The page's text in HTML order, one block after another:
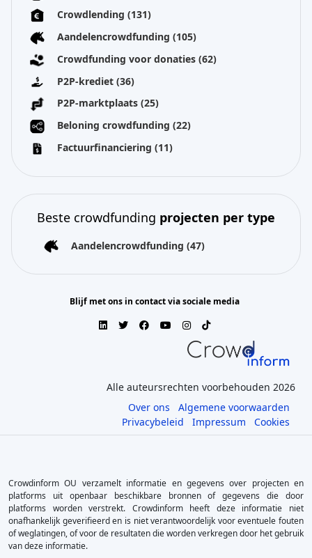
Crowdlending (131)
Aandelencrowdfunding (105)
Crowdfunding voor donaties (62)
P2P-krediet (36)
P2P-marktplaats (25)
Beloning crowdfunding (22)
Factuurfinanciering (11)
Beste crowdfunding projecten per type
Aandelencrowdfunding (47)
Blijf met ons in contact via sociale media
Alle auteursrechten voorbehouden 2026
Over ons
Algemene voorwaarden
Privacybeleid
Impressum Cookies
Crowdinform OU verzamelt informatie en gegevens over projecten en
platforms uit openbaar beschikbare bronnen of gegevens die door
platforms worden verstrekt. Crowdinform heeft deze informatie niet
onafhankelijk geverifieerd en is niet verantwoordelijk voor eventuele fouten
of weglatingen, of voor de resultaten die worden verkregen door het gebruik
van deze informatie.